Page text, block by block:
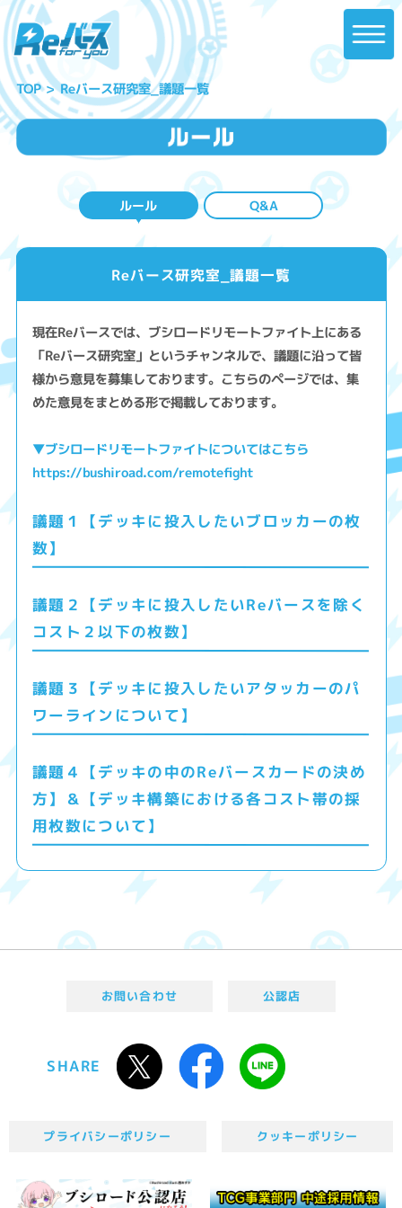
TOP Reバース研究室_議題一覧
ルール Q&A
Reバース研究室_議題一覧
現在Reバースでは、ブシロードリモートファイト上にある
「Reバース研究室」というチャンネルで、議題に沿って皆
様から意見を募集しております。こちらのページでは、集
めた意見をまとめる形で掲載しております。
▼ブシロードリモートファイトについてはこちら
https://bushiroad.com/remotefight
議題１【デッキに投入したいブロッカーの枚
数】
議題２【デッキに投入したいReバースを除く
コスト２以下の枚数】
議題３【デッキに投入したいアタッカーのパ
ワーラインについて】
議題４【デッキの中のReバースカードの決め
方】＆【デッキ構築における各コスト帯の採
用枚数について】
お問い合わせ 公認店
SHARE
プライバシーポリシー クッキーポリシー